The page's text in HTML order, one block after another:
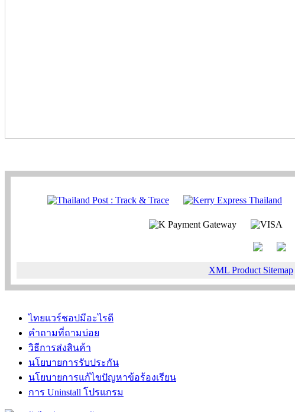
XML Product Sitemap|
ไทยแวร์ชอปมีอะไรดี
คำถามที่ถามบ่อย
วิธีการส่งสินค้า
นโยบายการรับประกัน
นโยบายการแก้ไขปัญหาข้อร้องเรียน
การ Uninstall โปรแกรม